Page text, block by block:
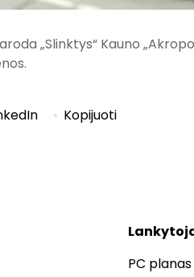
„Slinktys“ Kauno
Kopijuoti
PC planas